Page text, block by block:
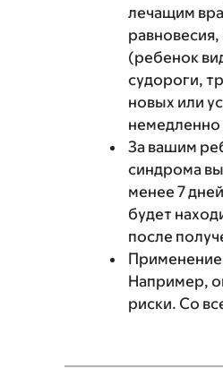
лечащим
(ребенок
судороги,
новых или
немедленно
За вашим
синдрома
менее 7
будет
после
Применение
Например,
риски. Со